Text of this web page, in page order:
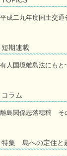
平成二九年度国土交
短期連載
有人国境離島法にも
コラム
離島関係志落穂稿 そ
特集 島への定住と